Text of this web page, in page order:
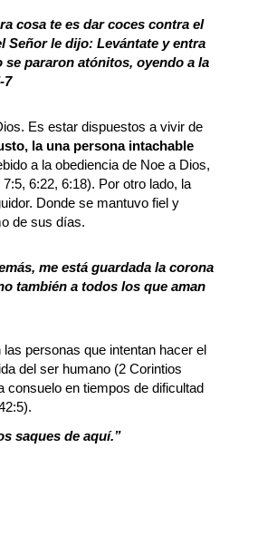
cosa te es dar coces contra el
Señor le dijo: Levántate y entra
se pararon atónitos, oyendo a la
7
Es estar dispuestos a vivir de
la una persona intachable
a la obediencia de Noe a Dios,
6:22, 6:18). Por otro lado, la
Donde se mantuvo fiel y
de sus días.
me está guardada la corona
también a todos los que aman
personas que intentan hacer el
del ser humano (2 Corintios
en tiempos de dificultad
saques de aquí.”